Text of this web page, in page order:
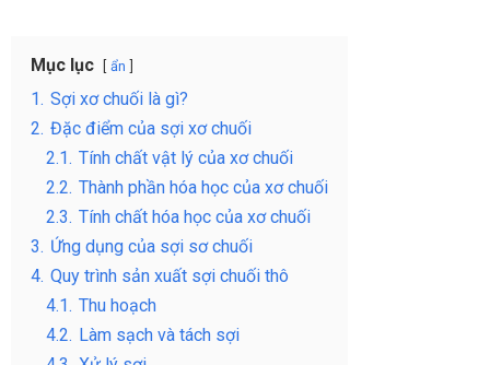
Mục lục ẩn
1. Sợi xơ chuối là gì?
2. Đặc điểm của sợi xơ chuối
2.1. Tính chất vật lý của xơ chuối
2.2. Thành phần hóa học của xơ chuối
2.3. Tính chất hóa học của xơ chuối
3. Ứng dụng của sợi sơ chuối
4. Quy trình sản xuất sợi chuối thô
4.1. Thu hoạch
4.2. Làm sạch và tách sợi